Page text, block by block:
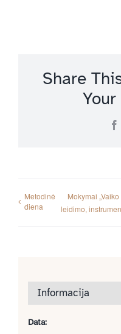
Share
Metodinė
diena
Mokymai
leidimo,
Informacija
Data: